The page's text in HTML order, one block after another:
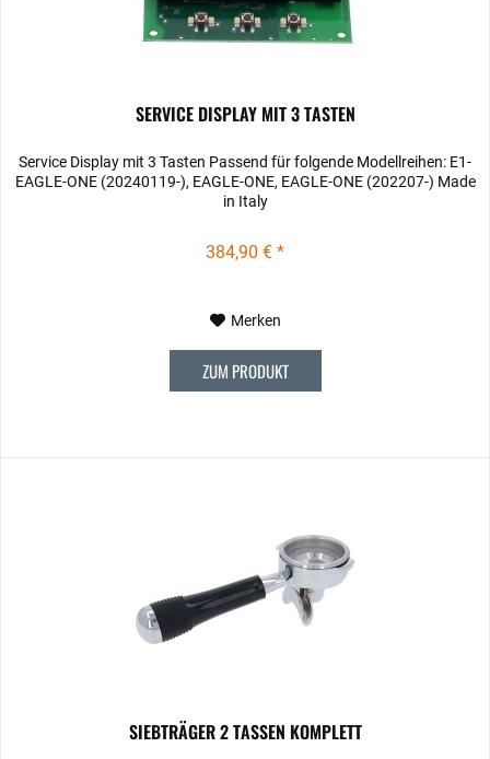
SERVICE DISPLAY MIT 3 TASTEN
Service Display mit 3 Tasten Passend für folgende Modellreihen: E1-
EAGLE-ONE (20240119-), EAGLE-ONE, EAGLE-ONE (202207-) Made
in Italy
384,90 € *
Merken
ZUM PRODUKT
SIEBTRÄGER 2 TASSEN KOMPLETT